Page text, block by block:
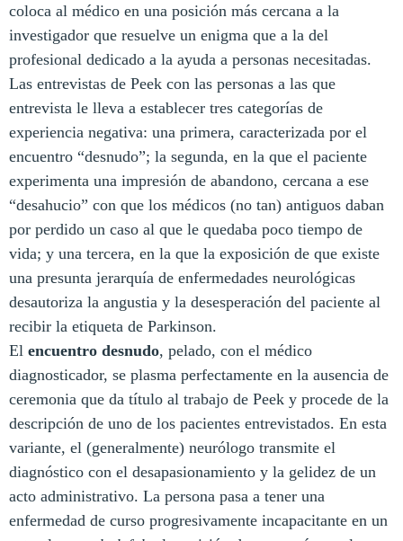
coloca al médico en una posición más cercana a la
investigador que resuelve un enigma que a la del
profesional dedicado a la ayuda a personas necesitadas.
Las entrevistas de Peek con las personas a las que
entrevista le lleva a establecer tres categorías de
experiencia negativa: una primera, caracterizada por el
encuentro “desnudo”; la segunda, en la que el paciente
experimenta una impresión de abandono, cercana a ese
“desahucio” con que los médicos (no tan) antiguos daban
por perdido un caso al que le quedaba poco tiempo de
vida; y una tercera, en la que la exposición de que existe
una presunta jerarquía de enfermedades neurológicas
desautoriza la angustia y la desesperación del paciente al
recibir la etiqueta de Parkinson.
El encuentro desnudo, pelado, con el médico
diagnosticador, se plasma perfectamente en la ausencia de
ceremonia que da título al trabajo de Peek y procede de la
descripción de uno de los pacientes entrevistados. En esta
variante, el (generalmente) neurólogo transmite el
diagnóstico con el desapasionamiento y la gelidez de un
acto administrativo. La persona pasa a tener una
enfermedad de curso progresivamente incapacitante en un